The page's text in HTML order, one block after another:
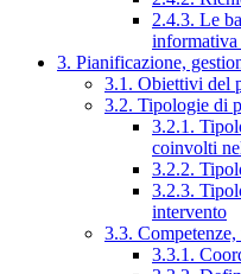
2.4.3. Le
3. Pianificazione,
3.1. Obiettivi del
3.2. Tipologie di
3.2.1.
coinvolti
3.2.2.
3.2.3.
intervento
3.3.
3.3.1.